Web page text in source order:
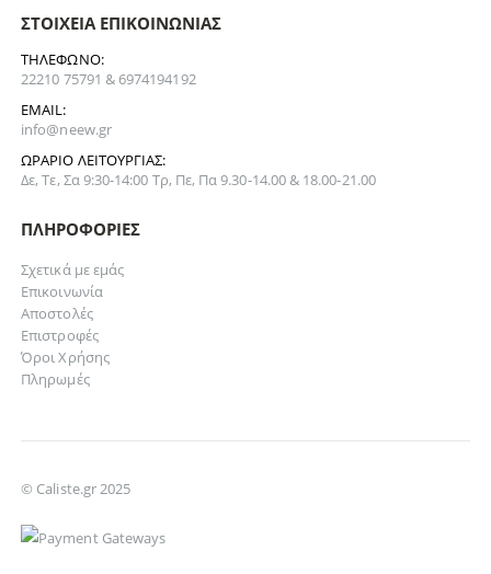
ΣΤΟΙΧΕΊΑ ΕΠΙΚΟΙΝΩΝΊΑΣ
ΤΗΛΈΦΩΝΟ:
22210 75791 & 6974194192
EMAIL:
info@neew.gr
ΩΡΆΡΙΟ ΛΕΙΤΟΥΡΓΊΑΣ:
Δε, Τε, Σα 9:30-14:00 Τρ, Πε, Πα 9.30-14.00 & 18.00-21.00
ΠΛΗΡΟΦΟΡΊΕΣ
Σχετικά με εμάς
Επικοινωνία
Αποστολές
Επιστροφές
Όροι Χρήσης
Πληρωμές
© Caliste.gr 2025